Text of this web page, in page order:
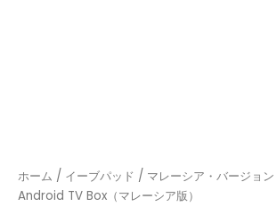
ホーム / イーブパッド / マレーシア・バージョン
Android TV Box（マレーシア版）
元
現